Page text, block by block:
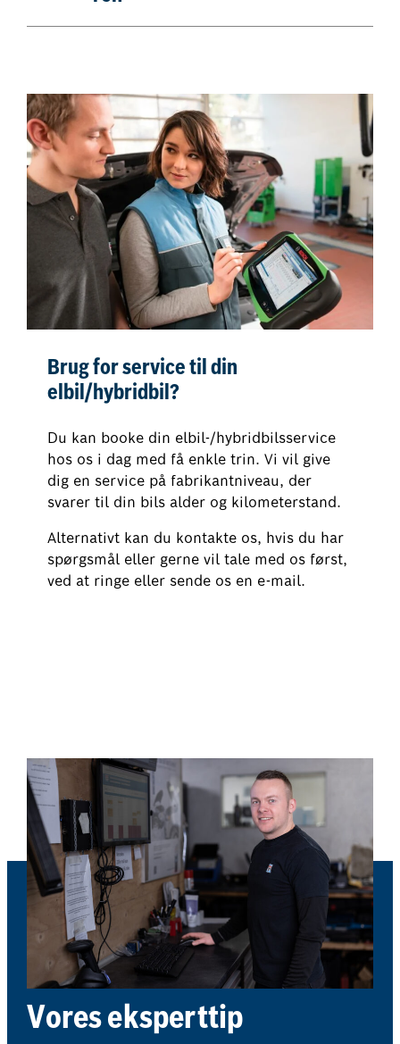
Brug for service til din
elbil/hybridbil?
Du kan booke din elbil-/hybridbilsservice
hos os i dag med få enkle trin. Vi vil give
dig en service på fabrikantniveau, der
svarer til din bils alder og kilometerstand.
Alternativt kan du kontakte os, hvis du har
spørgsmål eller gerne vil tale med os først,
ved at ringe eller sende os en e-mail.
Vores eksperttip